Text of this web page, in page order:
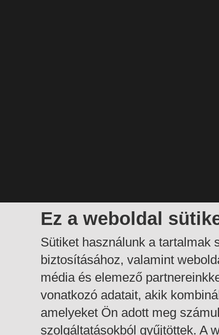
Ez a weboldal
Sütiket használunk a tartalmak
biztosításához, valamint
média és elemező
vonatkozó adatait, akik
amelyeket Ön adott meg
szolgáltatásokból gyűjtöttek. A